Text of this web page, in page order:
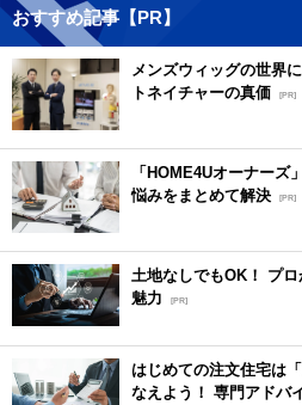
おすすめ記事【PR】
メンズウィッグの世界
トネイチャーの真価 [PR]
「HOME4Uオーナーズ
悩みをまとめて解決 [PR]
土地なしでもOK！ プ
魅力
[PR]
はじめての注文住宅は
なえよう！ 専門アドバ